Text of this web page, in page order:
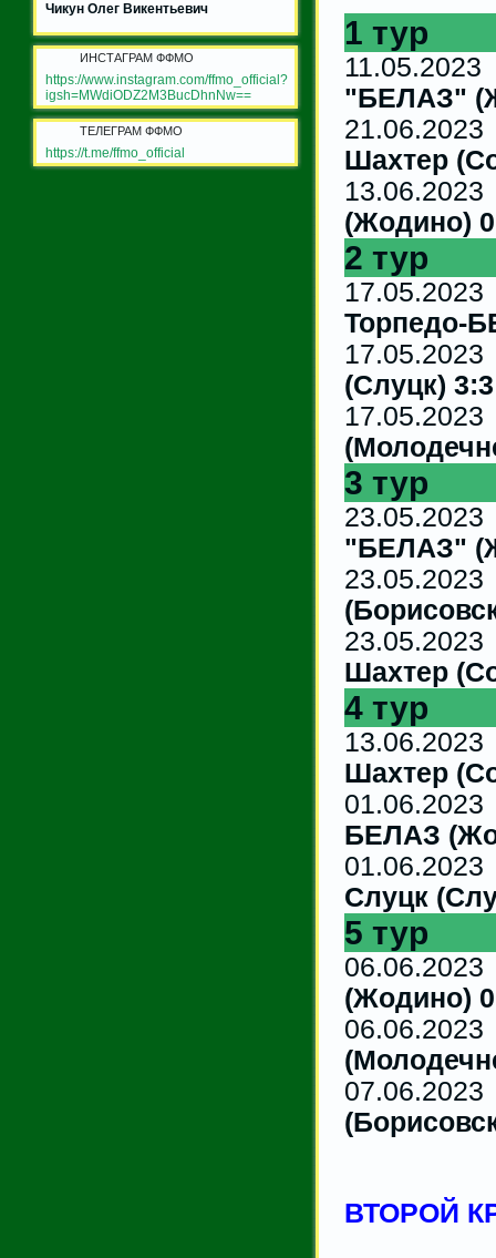
Чикун Олег Викентьевич
ИНСТАГРАМ ФФМО
https://www.instagram.com/ffmo_official?
igsh=MWdiODZ2M3BucDhnNw==
ТЕЛЕГРАМ ФФМО
https://t.me/ffmo_official
1 тур
"БЕЛАЗ"
Шахтер
(Жодино)
2 тур
Торпедо-
(Слуцк) 3:3
3 тур
"БЕЛАЗ"
Шахтер
4 тур
Шахтер
БЕЛАЗ
Слуцк
5 тур
(Жодино)
ВТОРОЙ